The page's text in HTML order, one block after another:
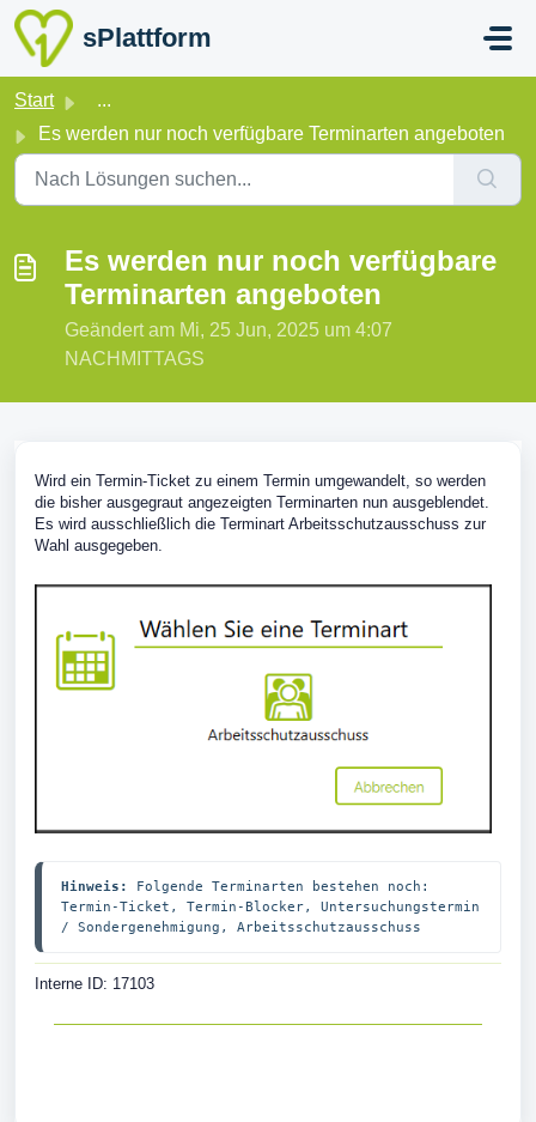
Zum hauptsächlichen Inhalt gehen
sPlattform
Start
...
Es werden nur noch verfügbare Terminarten angeboten
Es werden nur noch verfügbare
Terminarten angeboten
Geändert am Mi, 25 Jun, 2025 um 4:07
NACHMITTAGS
Wird ein Termin-Ticket zu einem Termin umgewandelt, so werden
die bisher ausgegraut angezeigten Terminarten nun ausgeblendet.
Es wird ausschließlich die Terminart Arbeitsschutzausschuss zur
Wahl ausgegeben.
Hinweis:
Folgende Terminarten bestehen noch:
Termin-Ticket, Termin-Blocker, Untersuchungstermin
/ Sondergenehmigung, Arbeitsschutzausschuss
Interne ID: 17103